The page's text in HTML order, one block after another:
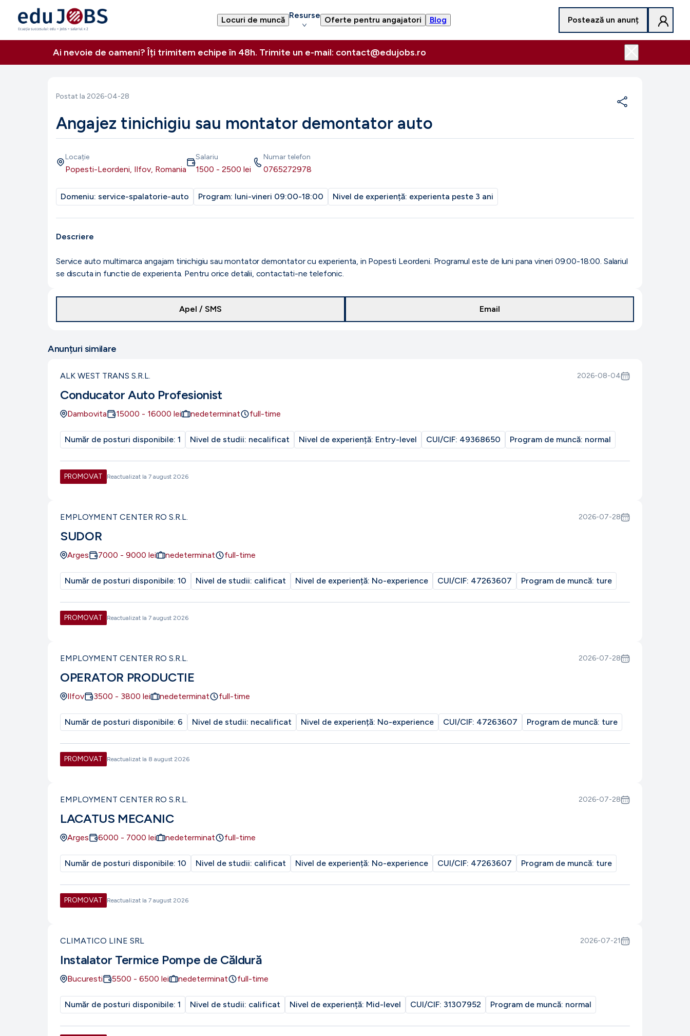
Locuri de muncă Resurse Oferte pentru angajatori Blog Postează un anunț
Ai nevoie de oameni? Îți trimitem echipe în 48h. Trimite un e-mail: contact@edujobs.ro
Postat la 2026-04-28
Angajez tinichigiu sau montator demontator auto
Locație
Popesti-Leordeni, Ilfov, Romania
Salariu
1500 - 2500 lei
Numar telefon
0765272978
Domeniu: service-spalatorie-auto Program: luni-vineri 09:00-18:00 Nivel de experiență: experienta peste 3 ani
Descriere
Service auto multimarca angajam tinichigiu sau montator demontator cu experienta, in Popesti Leordeni. Programul este de luni pana vineri 09:00-18:00. Salariul
se discuta in functie de experienta. Pentru orice detalii, contactati-ne telefonic.
Apel / SMS Email
Anunțuri similare
ALK WEST TRANS S.R.L. 2026-08-04
Conducator Auto Profesionist
Dambovita 15000 - 16000 lei nedeterminat full-time
Număr de posturi disponibile: 1 Nivel de studii: necalificat Nivel de experiență: Entry-level CUI/CIF: 49368650 Program de muncă: normal
PROMOVAT Reactualizat la 7 august 2026
EMPLOYMENT CENTER RO S.R.L. 2026-07-28
SUDOR
Arges 7000 - 9000 lei nedeterminat full-time
Număr de posturi disponibile: 10 Nivel de studii: calificat Nivel de experiență: No-experience CUI/CIF: 47263607 Program de muncă: ture
PROMOVAT Reactualizat la 7 august 2026
EMPLOYMENT CENTER RO S.R.L. 2026-07-28
OPERATOR PRODUCTIE
Ilfov 3500 - 3800 lei nedeterminat full-time
Număr de posturi disponibile: 6 Nivel de studii: necalificat Nivel de experiență: No-experience CUI/CIF: 47263607 Program de muncă: ture
PROMOVAT Reactualizat la 8 august 2026
EMPLOYMENT CENTER RO S.R.L. 2026-07-28
LACATUS MECANIC
Arges 6000 - 7000 lei nedeterminat full-time
Număr de posturi disponibile: 10 Nivel de studii: calificat Nivel de experiență: No-experience CUI/CIF: 47263607 Program de muncă: ture
PROMOVAT Reactualizat la 7 august 2026
CLIMATICO LINE SRL 2026-07-21
Instalator Termice Pompe de Căldură
Bucuresti 5500 - 6500 lei nedeterminat full-time
Număr de posturi disponibile: 1 Nivel de studii: calificat Nivel de experiență: Mid-level CUI/CIF: 31307952 Program de muncă: normal